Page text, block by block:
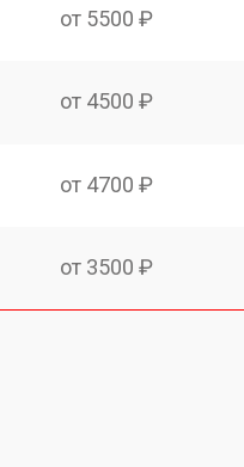
от 5500 ₽
от 4500 ₽
от 4700 ₽
от 3500 ₽